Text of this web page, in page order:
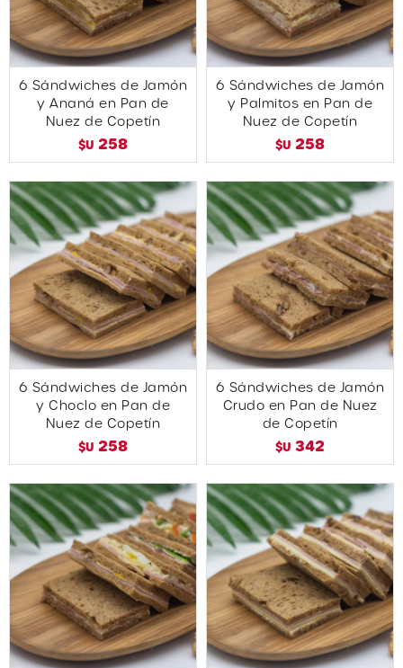
6 Sándwiches de Jamón
y Ananá en Pan de
Nuez de Copetín
$U 258
6 Sándwiches de Jamón
y Palmitos en Pan de
Nuez de Copetín
$U 258
6 Sándwiches de Jamón
y Choclo en Pan de
Nuez de Copetín
$U 258
6 Sándwiches de Jamón
Crudo en Pan de Nuez
de Copetín
$U 342